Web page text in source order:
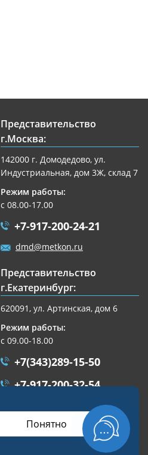
Представительство
г.Москва:
142000 г. Домодедово, ул.
Индустриальная, дом 3Ж, склад 7
Режим работы:
с 08.00-17.00
+7-917-200-24-21
dmd@metkon.ru
Представительство
г.Екатеринбург:
620091, ул. Артинская, дом 6
Режим работы:
с 09.00-18.00
+7(343)289-15-50
+7-917-200-32-54
Разработка сайта
Студия «СТРОИМ САЙТ»
Понятно